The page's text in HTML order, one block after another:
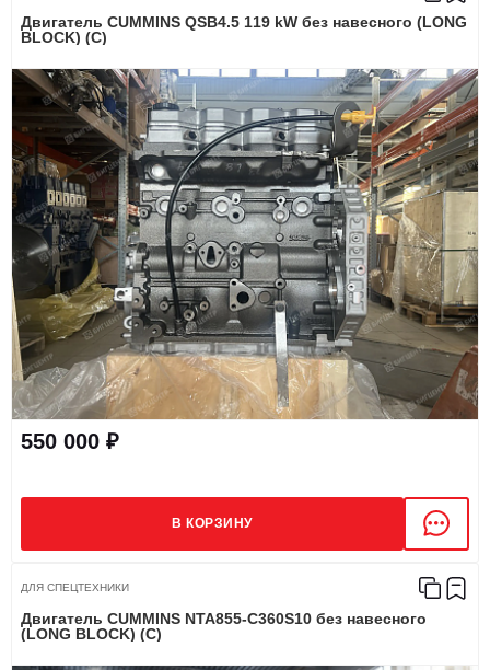
Двигатель CUMMINS QSB4.5 119 kW без навесного (LONG
BLOCK) (C)
550 000 ₽
В КОРЗИНУ
ДЛЯ СПЕЦТЕХНИКИ
Двигатель CUMMINS NTA855-C360S10 без навесного
(LONG BLOCK) (C)